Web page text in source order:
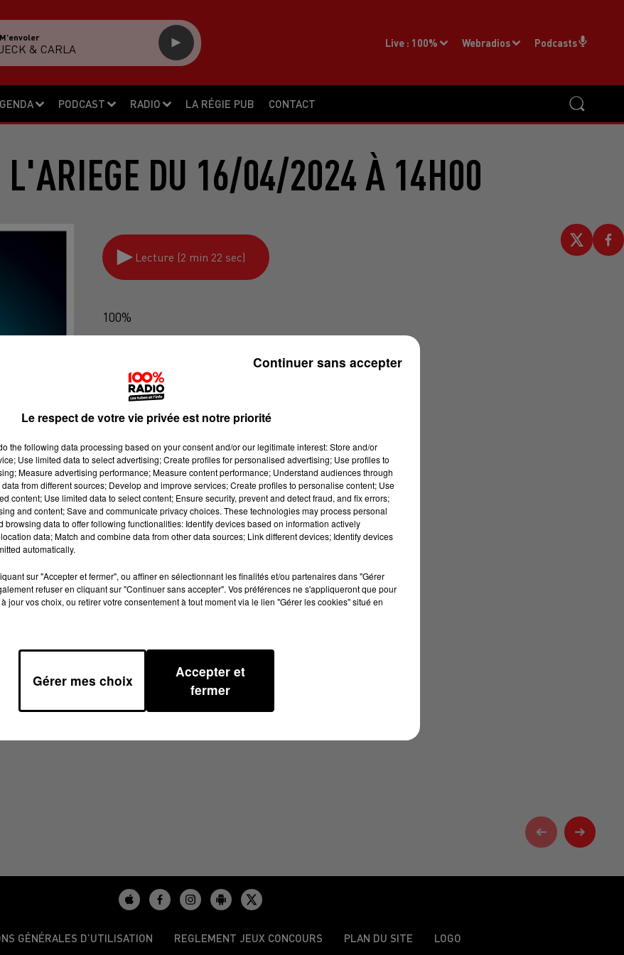
PODCAST RADIO LA RÉGIE PUB CONTACT
Live : 100% Webradios Podcasts
M'envoler
JECK & CARLA
L'ARIEGE DU 16/04/2024 À 14H00
Lecture (2 min 22 sec)
100%
GÉNÉRALES D’UTILISATION REGLEMENT JEUX CONCOURS PLAN DU SITE LOGO
Le respect de votre vie privée est notre priorité
the following data processing based on your consent and/or our legitimate interest: Store and/or
Use limited data to select advertising; Create profiles for personalised advertising; Use profiles to
Measure advertising performance; Measure content performance; Understand audiences through
from different sources; Develop and improve services; Create profiles to personalise content; Use
content; Use limited data to select content; Ensure security, prevent and detect fraud, and fix errors;
and content; Save and communicate privacy choices. These technologies may process personal
browsing data to offer following functionalities: Identify devices based on information actively
data; Match and combine data from other data sources; Link different devices; Identify devices
automatically.
sur "Accepter et fermer", ou affiner en sélectionnant les finalités et/ou partenaires dans "Gérer
refuser en cliquant sur "Continuer sans accepter". Vos préférences ne s'appliqueront que pour
jour vos choix, ou retirer votre consentement à tout moment via le lien "Gérer les cookies" situé en
Gérer mes choix
Accepter et
fermer
Continuer sans accepter